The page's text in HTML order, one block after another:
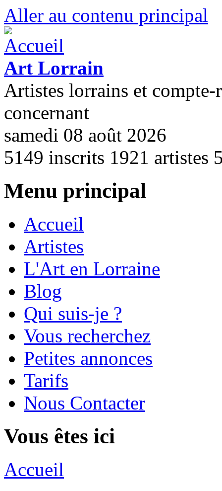
Aller au contenu principal
Art Lorrain
Artistes lorrains et compte-
concernant
samedi 08 août 2026
5149 inscrits 1921 artistes
Menu principal
Accueil
Artistes
L'Art en Lorraine
Blog
Qui suis-je ?
Vous recherchez
Petites annonces
Tarifs
Nous Contacter
Vous êtes ici
Accueil